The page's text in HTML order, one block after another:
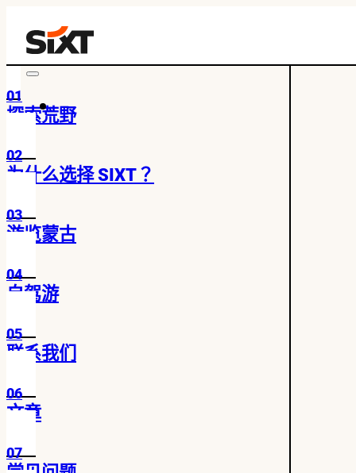
01
探索荒野
02
为什么选择 SIXT？
03
游览蒙古
04
自驾游
05
联系我们
06
文章
07